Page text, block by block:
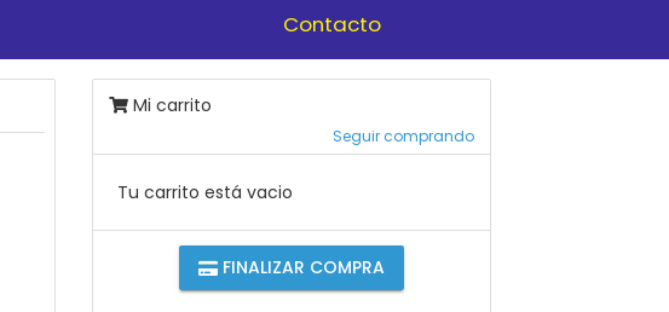
Contacto
Mi carrito
Seguir comprando
Tu carrito está vacio
FINALIZAR COMPRA